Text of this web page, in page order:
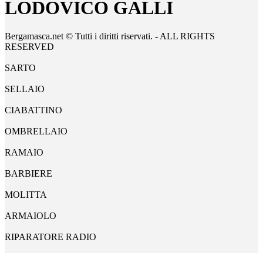
LODOVICO GALLI
Bergamasca.net © Tutti i diritti riservati. - ALL RIGHTS
RESERVED
SARTO
SELLAIO
CIABATTINO
OMBRELLAIO
RAMAIO
BARBIERE
MOLITTA
ARMAIOLO
RIPARATORE RADIO